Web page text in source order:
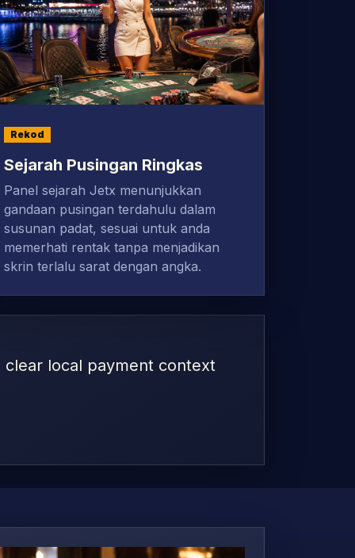
Rekod
Sejarah Pusingan Ringkas
Panel sejarah Jetx menunjukkan
gandaan pusingan terdahulu dalam
susunan padat, sesuai untuk anda
memerhati rentak tanpa menjadikan
skrin terlalu sarat dengan angka.
local payment context